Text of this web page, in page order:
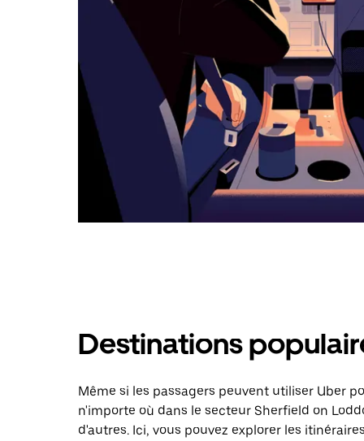
calendrier.
Destinations
Même si les passagers peuvent utiliser Uber
n'importe où dans le secteur Sherfield on
d'autres. Ici, vous pouvez explorer les